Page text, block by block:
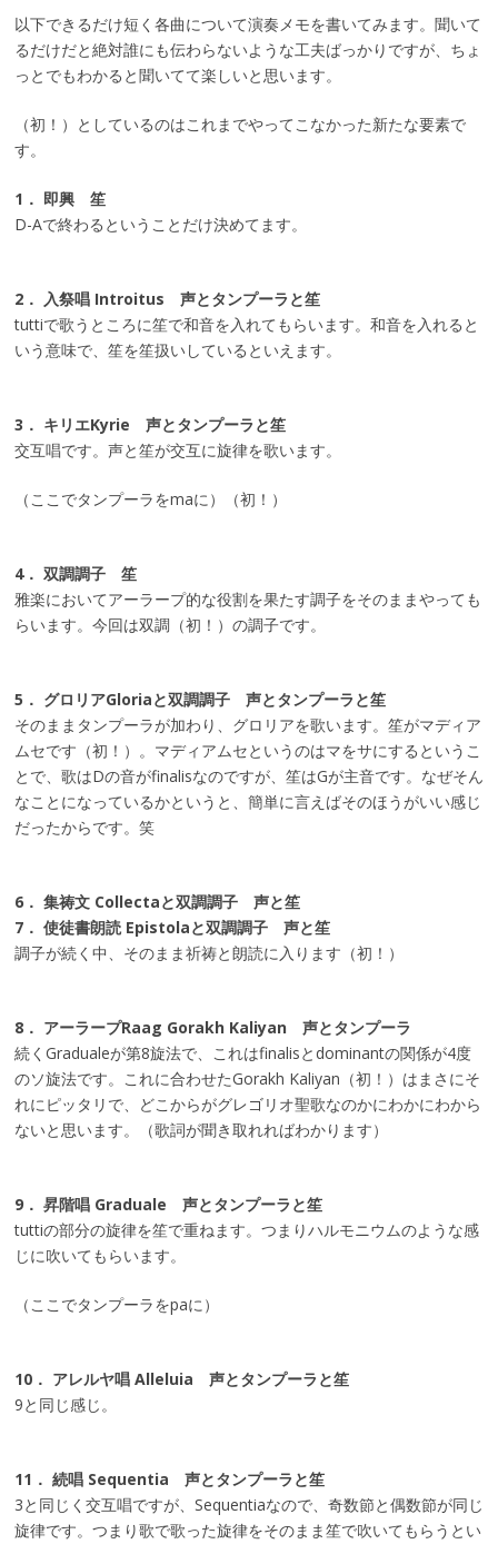
以下できるだけ短く各曲について演奏メモを書いてみます。聞いて
るだけだと絶対誰にも伝わらないような工夫ばっかりですが、ちょ
っとでもわかると聞いてて楽しいと思います。
（初！）としているのはこれまでやってこなかった新たな要素で
す。
1． 即興 笙
D-Aで終わるということだけ決めてます。
2． 入祭唱 Introitus 声とタンプーラと笙
tuttiで歌うところに笙で和音を入れてもらいます。和音を入れると
いう意味で、笙を笙扱いしているといえます。
3． キリエKyrie 声とタンプーラと笙
交互唱です。声と笙が交互に旋律を歌います。
（ここでタンプーラをmaに）（初！）
4． 双調調子 笙
雅楽においてアーラープ的な役割を果たす調子をそのままやっても
らいます。今回は双調（初！）の調子です。
5． グロリアGloriaと双調調子 声とタンプーラと笙
そのままタンプーラが加わり、グロリアを歌います。笙がマディア
ムセです（初！）。マディアムセというのはマをサにするというこ
とで、歌はDの音がfinalisなのですが、笙はGが主音です。なぜそん
なことになっているかというと、簡単に言えばそのほうがいい感じ
だったからです。笑
6． 集祷文 Collectaと双調調子 声と笙
7． 使徒書朗読 Epistolaと双調調子 声と笙
調子が続く中、そのまま祈祷と朗読に入ります（初！）
8． アーラープRaag Gorakh Kaliyan 声とタンプーラ
続くGradualeが第8旋法で、これはfinalisとdominantの関係が4度
のソ旋法です。これに合わせたGorakh Kaliyan（初！）はまさにそ
れにピッタリで、どこからがグレゴリオ聖歌なのかにわかにわから
ないと思います。（歌詞が聞き取れればわかります）
9． 昇階唱 Graduale 声とタンプーラと笙
tuttiの部分の旋律を笙で重ねます。つまりハルモニウムのような感
じに吹いてもらいます。
（ここでタンプーラをpaに）
10． アレルヤ唱 Alleluia 声とタンプーラと笙
9と同じ感じ。
11． 続唱 Sequentia 声とタンプーラと笙
3と同じく交互唱ですが、Sequentiaなので、奇数節と偶数節が同じ
旋律です。つまり歌で歌った旋律をそのまま笙で吹いてもらうとい